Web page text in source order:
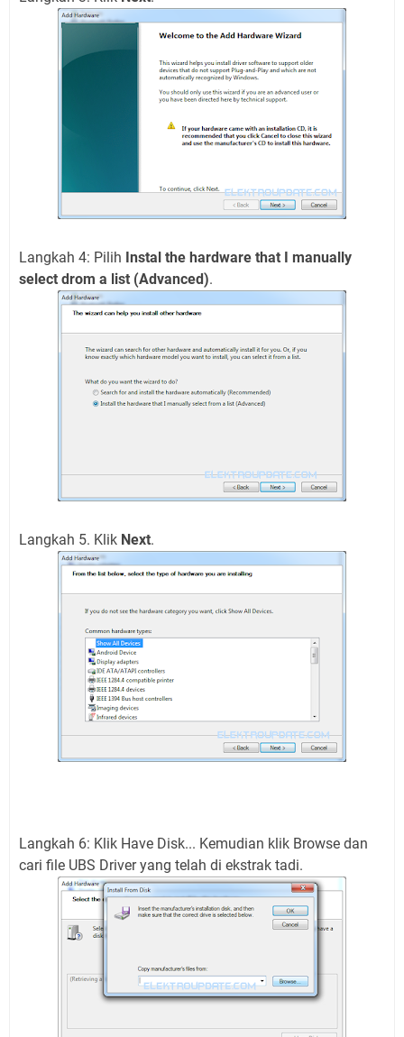
Langkah 4: Pilih Instal the hardware that I manually
select drom a list (Advanced).
Langkah 5. Klik Next.
Langkah 6: Klik Have Disk... Kemudian klik Browse dan
cari file UBS Driver yang telah di ekstrak tadi.